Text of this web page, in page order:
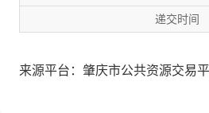
递交时间
来源平台：肇庆市公共资源交易